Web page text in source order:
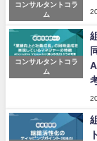
コンサルタントコラ
ム
コンサルタントコラ
ム